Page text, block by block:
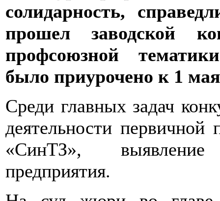
солидарность,
прошел заводской
профсоюзной
было приурочено к 1
Среди главных задач
деятельности
«СинТЗ», выявление
предприятия.